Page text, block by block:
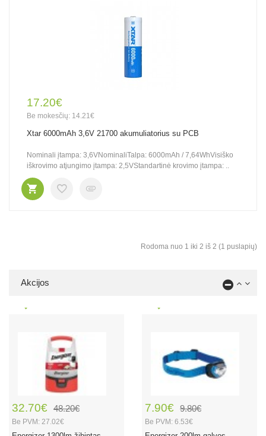
17.20€
Be mokesčių: 14.21€
Xtar 6000mAh 3,6V 21700 akumuliatorius su PCB
Nominali įtampa: 3,6VNominaliTalpa: 6000mAh / 7,64WhVisiško
iškrovimo atjungimo įtampa: 2,5VStandartinė krovimo įtampa: ..
Rodoma nuo 1 iki 2 iš 2 (1 puslapių)
Akcijos
32.70€ 48.20€
Be PVM: 27.02€
7.90€ 9.80€
Be PVM: 6.53€